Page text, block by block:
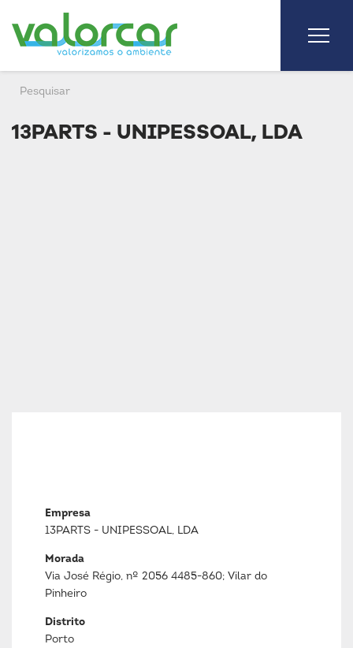
13PARTS - UNIPESSOAL, LDA
Empresa
13PARTS - UNIPESSOAL, LDA
Morada
Via José Régio, nº 2056 4485-860; Vilar do
Pinheiro
Distrito
Porto